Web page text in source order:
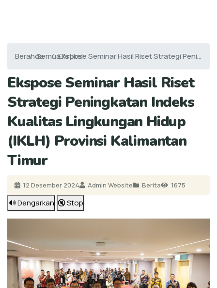
BerandaSemua Artikel
Ekspose Seminar Hasil Riset Strategi Peningkatan Indeks Kualitas Lingkungan Hidup (IKLH) Provinsi Kalimantan Timur
Ekspose Seminar Hasil Riset
Strategi Peningkatan Indeks
Kualitas Lingkungan Hidup
(IKLH) Provinsi Kalimantan
Timur
12 Desember 2024 Admin Website Berita 1675
🔊 Dengarkan 🔇 Stop